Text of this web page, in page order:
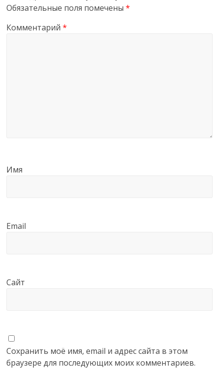
Обязательные поля помечены*
Комментарий*
Имя
Email
Сайт
Сохранить моё имя, email и адрес сайта в этом
браузере для последующих моих комментариев.